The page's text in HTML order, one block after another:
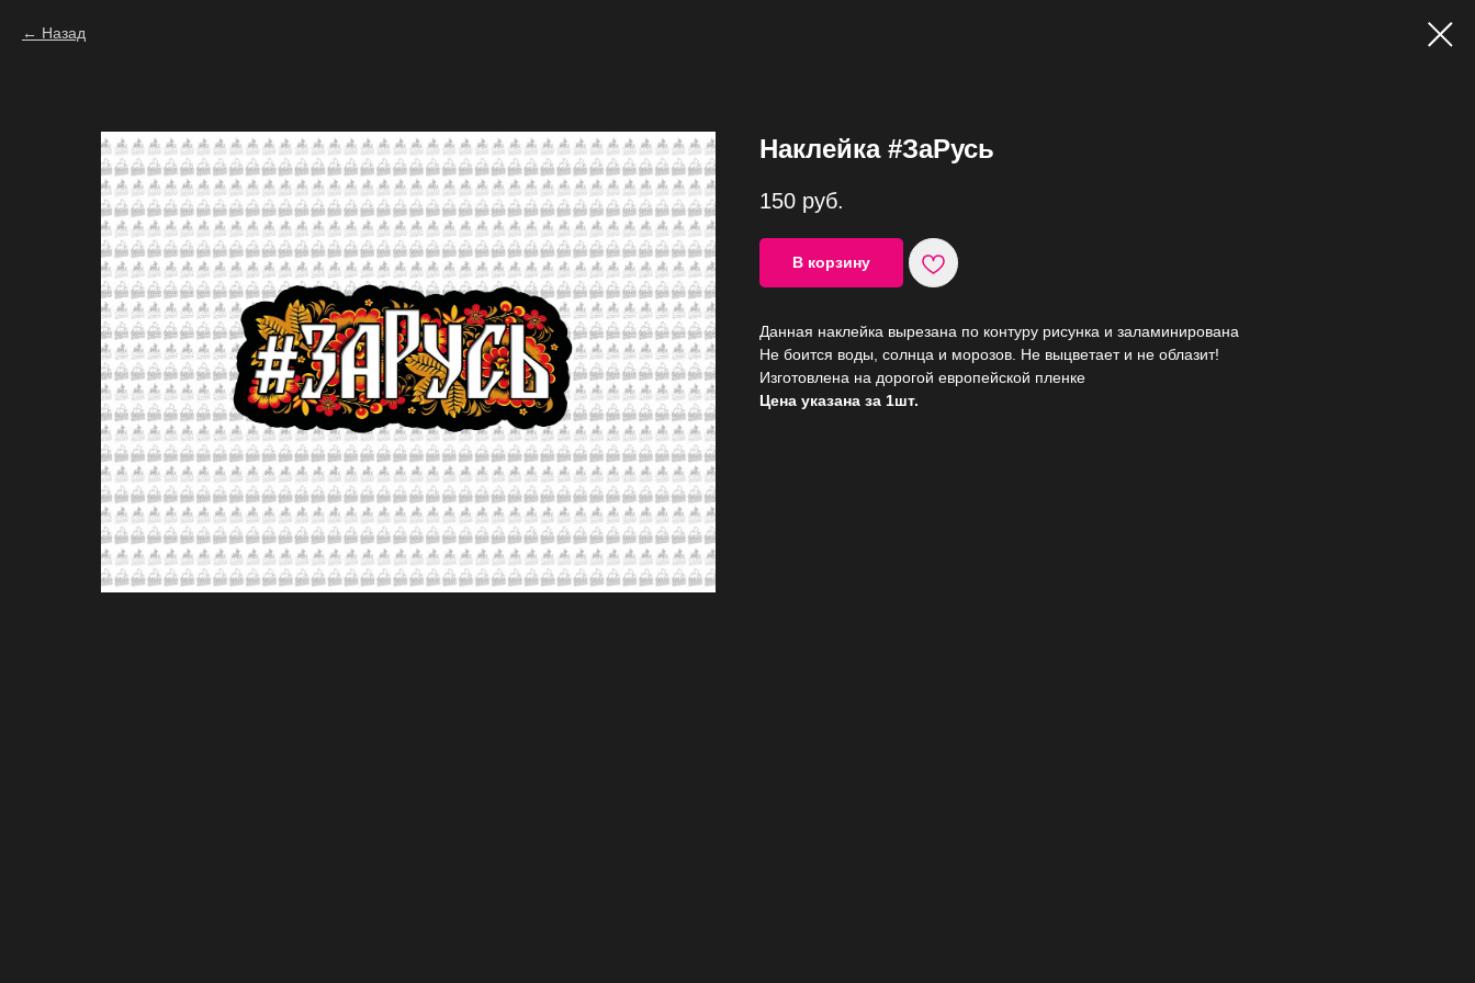
Назад
Наклейка #ЗаРусь
150 руб.
В корзину
Данная наклейка вырезана по контуру рисунка и заламинирована
Не боится воды, солнца и морозов. Не выцветает и не облазит!
Изготовлена на дорогой европейской пленке
Цена указана за 1шт.